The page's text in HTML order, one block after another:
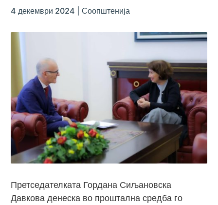
4 декември 2024 |Соопштенија
Претседателката Гордана Сиљановска
Давкова денеска во проштална средба го